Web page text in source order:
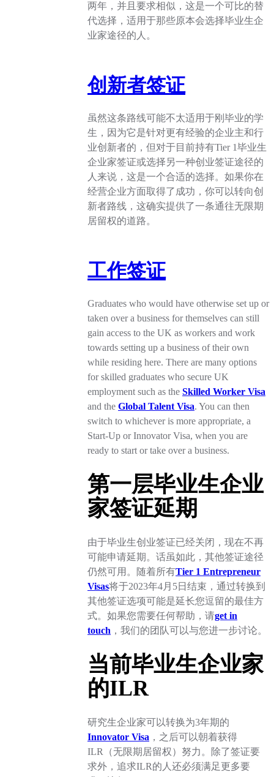
两年，并且要求相似，这是一个可比的替
代选择，适用于那些原本会选择毕业生企
业家途径的人。
创新者签证
虽然这条路线可能不太适用于刚毕业的学
生，因为它是针对更有经验的企业主和行
业创新者的，但对于目前持有Tier 1毕业生
企业家签证或选择另一种创业签证途径的
人来说，这是一个合适的选择。如果你在
经营企业方面取得了成功，你可以转向创
新者路线，这确实提供了一条通往无限期
居留权的道路。
工作签证
Graduates who would have otherwise set up or
taken over a business for themselves can still
gain access to the UK as workers and work
towards setting up a business of their own
while residing here. There are many options
for skilled graduates who secure UK
employment such as the Skilled Worker Visa
and the Global Talent Visa. You can then
switch to whichever is more appropriate, a
Start-Up or Innovator Visa, when you are
ready to start or take over a business.
第一层毕业生企业
家签证延期
由于毕业生创业签证已经关闭，现在不再
可能申请延期。话虽如此，其他签证途径
仍然可用。随着所有Tier 1 Entrepreneur
Visas将于2023年4月5日结束，通过转换到
其他签证选项可能是延长您逗留的最佳方
式。如果您需要任何帮助，请get in
touch ，我们的团队可以与您进一步讨论。
当前毕业生企业家
的ILR
研究生企业家可以转换为3年期的
Innovator Visa ，之后可以朝着获得
ILR（无限期居留权）努力。除了签证要
求外，追求ILR的人还必须满足更多要